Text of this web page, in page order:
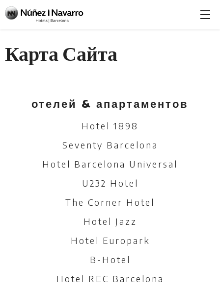
Карта Сайта
отелей & апартаментов
Hotel 1898
Seventy Barcelona
Hotel Barcelona Universal
U232 Hotel
The Corner Hotel
Hotel Jazz
Hotel Europark
B-Hotel
Hotel REC Barcelona